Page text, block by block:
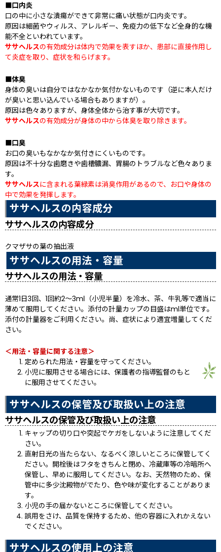
■口内炎
口の中に小さな潰瘍ができて非常に痛い状態が口内炎です。
原因は細菌やウィルス、アレルギー、免疫力の低下など全身的な機
能不全といわれています。
ササヘルスの有効成分は体内で効果を表すほか、患部に直接作用し
て炎症を取り、症状を和らげます。
■体臭
身体の臭いは自分ではなかなか気付かないものです（逆に本人だけ
が臭いと思い込んでいる場合もありますが）。
原因は色々ありますが、身体全体から治す事が大切です。
ササヘルスの有効成分が身体の中から体臭を取り除きます。
■口臭
お口の臭いもなかなか気付きにくいものです。
原因は不十分な歯磨きや歯槽膿漏、胃腸のトラブルなど色々ありま
す。
ササヘルスに含まれる葉緑素は消臭作用があるので、お口や身体の
中で効果を発揮します。
ササヘルスの内容成分
ササヘルスの内容成分
クマザサの葉の抽出液
ササヘルスの用法・容量
ササヘルスの用法・容量
通常1日3回、1回約2〜3ml（小児半量）を冷水、茶、牛乳等で適当に
薄めて服用してください。添付の計量カップの目盛はml単位です。
添付の計量器をご利用ください。尚、症状により適宜増量してくだ
さい。
＜用法・容量に関する注意＞
定められた用法・容量を守ってください。
小児に服用させる場合には、保護者の指導監督のもと
に服用させてください。
ササヘルスの保管及び取扱い上の注意
ササヘルスの保管及び取扱い上の注意
キャップの切り口や突起でケガをしないように注意してくだ
さい。
直射日光の当たらない、なるべく涼しいところに保管してく
ださい。開栓後はフタをきちんと閉め、冷蔵庫等の冷暗所へ
保管し、早めに服用してください。なお、天然物のため、保
管中に多少沈殿物がでたり、色や味が変化することがありま
す。
小児の手の届かないところに保管してください。
誤用をさけ、品質を保持するため、他の容器に入れかえない
でください。
ササヘルスの使用上の注意